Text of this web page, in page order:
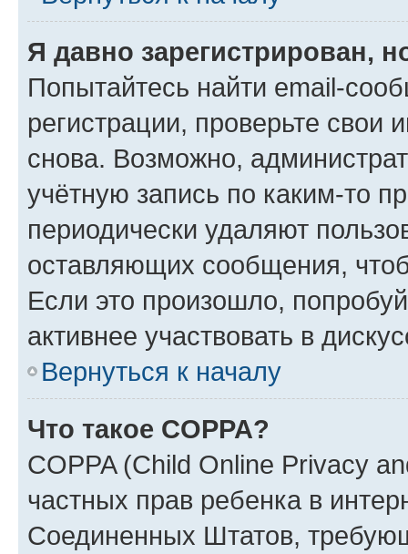
Я давно зарегистрирован,
Попытайтесь найти email-
регистрации, проверьте свои
снова. Возможно,
учётную запись по каким-то
периодически удаляют
оставляющих сообщения,
Если это произошло,
активнее участвовать в
Вернуться к началу
Что такое COPPA?
COPPA (Child Online Privacy
частных прав ребенка в
Соединенных Штатов,